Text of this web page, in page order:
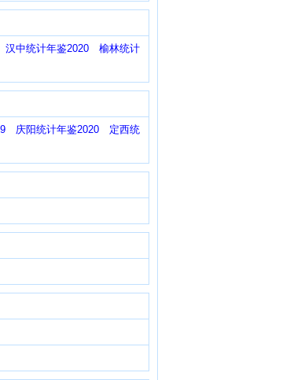
汉中统计年鉴2020
榆林统计
庆阳统计年鉴2020
定西统